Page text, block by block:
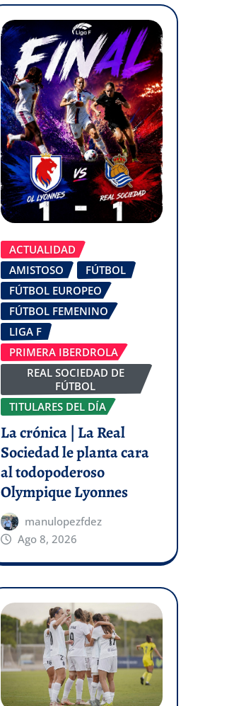
ACTUALIDAD
AMISTOSO
FÚTBOL
FÚTBOL EUROPEO
FÚTBOL FEMENINO
LIGA F
PRIMERA IBERDROLA
REAL SOCIEDAD DE
FÚTBOL
TITULARES DEL DÍA
La crónica | La Real
Sociedad le planta cara
al todopoderoso
Olympique Lyonnes
manulopezfdez
Ago 8, 2026